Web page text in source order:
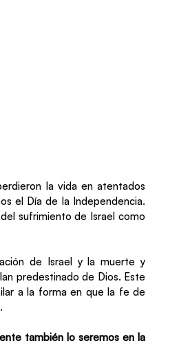
la vida en atentados
el Día de la Independencia.
sufrimiento de Israel como
de Israel y la muerte y
predestinado de Dios. Este
a la forma en que la fe de
también lo seremos en la